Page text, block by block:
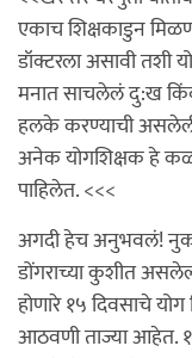
एकाच शिक्षकाडुन
डॉक्टरला असावी तशी
मनात साचलेलं दु:ख
हलके करण्याची असलेली
अनेक योगशिक्षक हे
पाहिलेत. <<<
अगदी हेच अनुभवलं!
डोंगराच्या कुशीत
होणारे १५ दिवसाचे
आठवणी ताज्या आहेत.